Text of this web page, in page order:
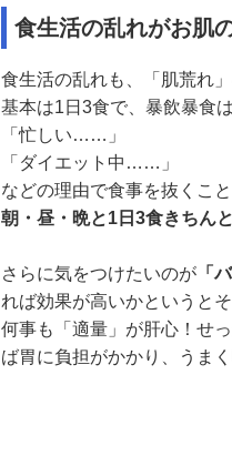
食生活の乱れがお肌
食生活の乱れも、「肌荒れ
基本は1日3食で、暴飲暴食
「忙しい……」
「ダイエット中……」
などの理由で食事を抜くこ
朝・昼・晩と1日3食きちん
さらに気をつけたいのが 「
れば効果が高いかというと
何事も「適量」が肝心！せ
ば胃に負担がかかり、うま